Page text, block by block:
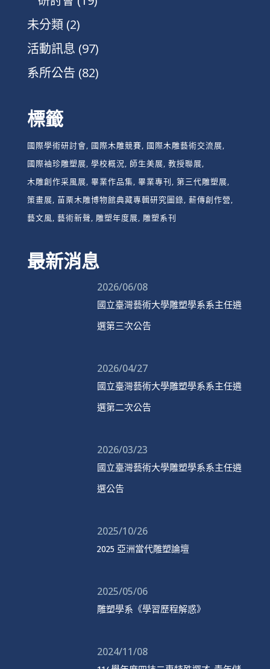
未分類(2)
活動訊息 (97)
系所公告 (82)
標籤
國際學術研討會 國際木雕競賽 國際木雕藝術交流展
國際袖珍雕塑展 學校概況 師生美展 教授聯展
木雕創作采風展 畢業作品集 畢業專刊 第三代雕塑展
策畫展 苗栗木雕博物館典藏專輯研究圖錄 薪傳創作營
藝文風 藝術新聲 雕塑年度展 雕塑系刊
最新消息
2026/06/08
國立臺灣藝術大學雕塑學系系主任遴
選第三次公告
2026/04/27
國立臺灣藝術大學雕塑學系系主任遴
選第二次公告
2026/03/23
國立臺灣藝術大學雕塑學系系主任遴
選公告
2025/10/26
2025 亞洲當代雕塑論壇
2025/05/06
雕塑學系《學習歷程解惑》
2024/11/08